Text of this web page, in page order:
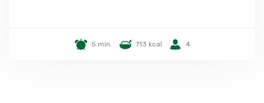
5 min. 713 kcal 4